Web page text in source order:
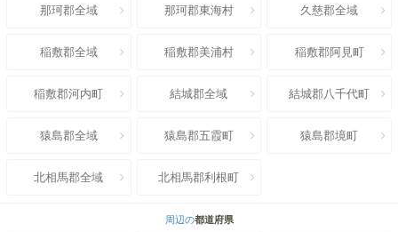
那珂郡全域 那珂郡東海村 久慈郡全域
稲敷郡全域 稲敷郡美浦村 稲敷郡阿見町
稲敷郡河内町 結城郡全域 結城郡八千代町
猿島郡全域 猿島郡五霞町 猿島郡境町
北相馬郡全域 北相馬郡利根町
周辺の都道府県